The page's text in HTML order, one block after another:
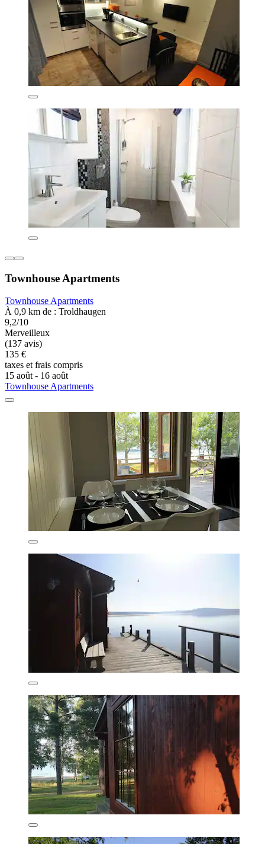
Townhouse Apartments
Townhouse Apartments
À 0,9 km de : Troldhaugen
9,2/10
Merveilleux
(137 avis)
135 €
taxes et frais compris
15 août - 16 août
Townhouse Apartments